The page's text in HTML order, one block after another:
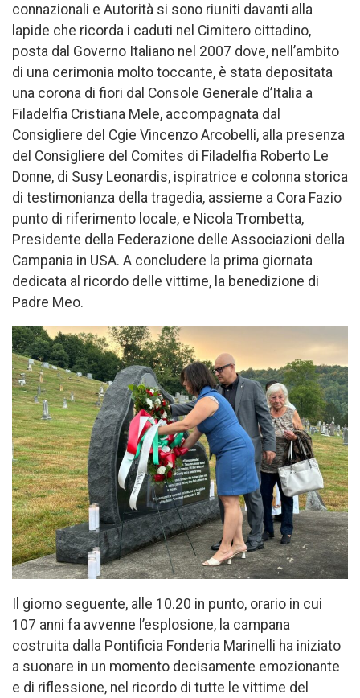
connazionali e Autorità si sono riuniti davanti alla
lapide che ricorda i caduti nel Cimitero cittadino,
posta dal Governo Italiano nel 2007 dove, nell’ambito
di una cerimonia molto toccante, è stata depositata
una corona di fiori dal Console Generale d’Italia a
Filadelfia Cristiana Mele, accompagnata dal
Consigliere del Cgie Vincenzo Arcobelli, alla presenza
del Consigliere del Comites di Filadelfia Roberto Le
Donne, di Susy Leonardis, ispiratrice e colonna storica
di testimonianza della tragedia, assieme a Cora Fazio
punto di riferimento locale, e Nicola Trombetta,
Presidente della Federazione delle Associazioni della
Campania in USA. A concludere la prima giornata
dedicata al ricordo delle vittime, la benedizione di
Padre Meo.
Il giorno seguente, alle 10.20 in punto, orario in cui
107 anni fa avvenne l’esplosione, la campana
costruita dalla Pontificia Fonderia Marinelli ha iniziato
a suonare in un momento decisamente emozionante
e di riflessione, nel ricordo di tutte le vittime del